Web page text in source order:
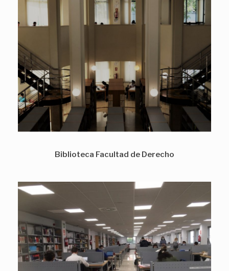
Biblioteca Facultad de Derecho